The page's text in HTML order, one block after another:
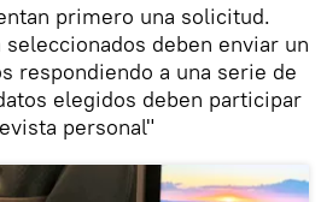
primero una solicitud.
deben enviar un
respondiendo a una serie de
elegidos deben participar
personal"